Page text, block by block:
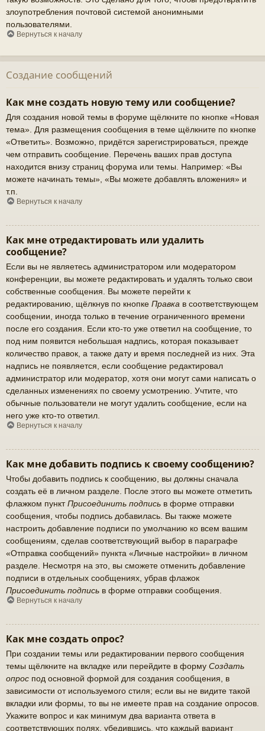
злоупотребления почтовой системой анонимными
пользователями.
Вернуться к началу
Создание сообщений
Как мне создать новую тему или сообщение?
Для создания новой темы в форуме щёлкните по кнопке «Новая
тема». Для размещения сообщения в теме щёлкните по кнопке
«Ответить». Возможно, придётся зарегистрироваться, прежде
чем отправить сообщение. Перечень ваших прав доступа
находится внизу страниц форума или темы. Например: «Вы
можете начинать темы», «Вы можете добавлять вложения» и
т.п.
Вернуться к началу
Как мне отредактировать или удалить
сообщение?
Если вы не являетесь администратором или модератором
конференции, вы можете редактировать и удалять только свои
собственные сообщения. Вы можете перейти к
редактированию, щёлкнув по кнопке Правка в соответствующем
сообщении, иногда только в течение ограниченного времени
после его создания. Если кто-то уже ответил на сообщение, то
под ним появится небольшая надпись, которая показывает
количество правок, а также дату и время последней из них. Эта
надпись не появляется, если сообщение редактировал
администратор или модератор, хотя они могут сами написать о
сделанных изменениях по своему усмотрению. Учтите, что
обычные пользователи не могут удалить сообщение, если на
него уже кто-то ответил.
Вернуться к началу
Как мне добавить подпись к своему сообщению?
Чтобы добавить подпись к сообщению, вы должны сначала
создать её в личном разделе. После этого вы можете отметить
флажком пунктПрисоединить подпись в форме отправки
сообщения, чтобы подпись добавилась. Вы также можете
настроить добавление подписи по умолчанию ко всем вашим
сообщениям, сделав соответствующий выбор в параграфе
«Отправка сообщений» пункта «Личные настройки» в личном
разделе. Несмотря на это, вы сможете отменить добавление
подписи в отдельных сообщениях, убрав флажок
Присоединить подпись в форме отправки сообщения.
Вернуться к началу
Как мне создать опрос?
При создании темы или редактировании первого сообщения
темы щёлкните на вкладке или перейдите в форму Создать
опрос под основной формой для создания сообщения, в
зависимости от используемого стиля; если вы не видите такой
вкладки или формы, то вы не имеете прав на создание опросов.
Укажите вопрос и как минимум два варианта ответа в
соответствующих полях, убедившись, что каждый вариант